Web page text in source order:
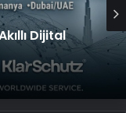
Dijital